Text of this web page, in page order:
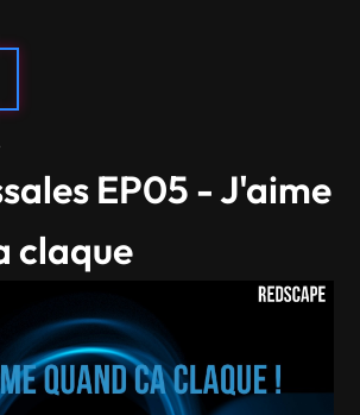
EP05 - J'aime
claque